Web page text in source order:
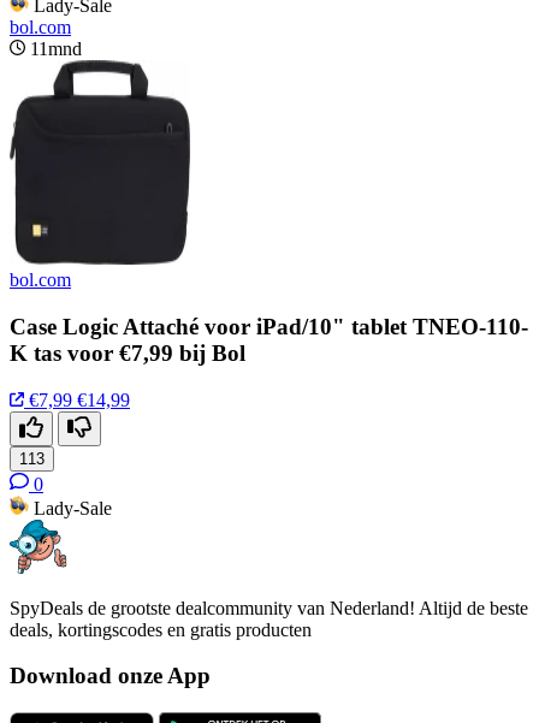
Lady-Sale
bol.com
11mnd
bol.com
Case Logic Attaché voor iPad/10" tablet TNEO-110-
K tas voor €7,99 bij Bol
€7,99 €14,99
113
0
Lady-Sale
SpyDeals de grootste dealcommunity van Nederland! Altijd de beste
deals, kortingscodes en gratis producten
Download onze App